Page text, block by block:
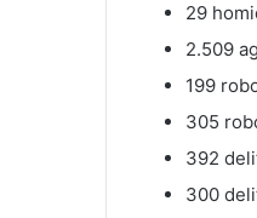
29
2.509
199
305
392
300